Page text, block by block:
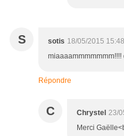
S sotis 18/05/2015 15:48
Répondre
C Chrystel 23/
Merci